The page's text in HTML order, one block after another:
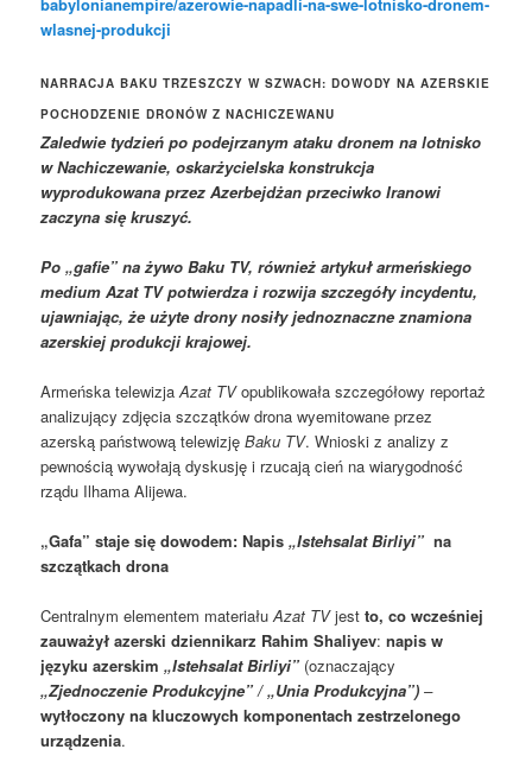
babylonianempire/azerowie-napadli-na-swe-lotnisko-dronem-
wlasnej-produkcji
NARRACJA BAKU TRZESZCZY W SZWACH: DOWODY NA AZERSKIE
POCHODZENIE DRONÓW Z NACHICZEWANU
Zaledwie tydzień po podejrzanym ataku dronem na lotnisko
w Nachiczewanie, oskarżycielska konstrukcja
wyprodukowana przez Azerbejdżan przeciwko Iranowi
zaczyna się kruszyć.
Po „gafie” na żywo Baku TV, również artykuł armeńskiego
medium Azat TV potwierdza i rozwija szczegóły incydentu,
ujawniając, że użyte drony nosiły jednoznaczne znamiona
azerskiej produkcji krajowej.
Armeńska telewizjaAzat TVopublikowała szczegółowy reportaż
analizujący zdjęcia szczątków drona wyemitowane przez
azerską państwową telewizjęBaku TV. Wnioski z analizy z
pewnością wywołają dyskusję i rzucają cień na wiarygodność
rządu Ilhama Alijewa.
„Gafa” staje się dowodem: Napis„Istehsalat Birliyi” na
szczątkach drona
Centralnym elementem materiałuAzat TVjestto, co wcześniej
zauważył azerski dziennikarz Rahim Shaliyev:napis w
języku azerskim„Istehsalat Birliyi” (oznaczający
„Zjednoczenie Produkcyjne” / „Unia Produkcyjna”) –
wytłoczony na kluczowych komponentach zestrzelonego
urządzenia.